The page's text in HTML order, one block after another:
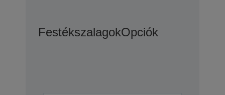
FestékszalagokOpciók